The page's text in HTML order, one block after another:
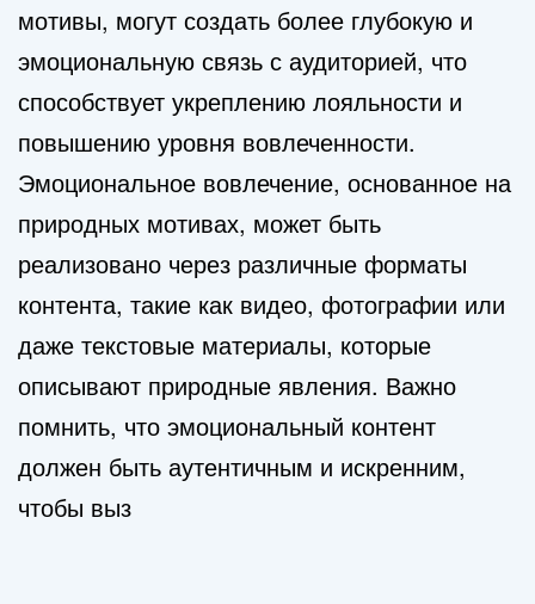
мотивы, могут создать более глубокую и
эмоциональную связь с аудиторией, что
способствует укреплению лояльности и
повышению уровня вовлеченности.
Эмоциональное вовлечение, основанное на
природных мотивах, может быть
реализовано через различные форматы
контента, такие как видео, фотографии или
даже текстовые материалы, которые
описывают природные явления. Важно
помнить, что эмоциональный контент
должен быть аутентичным и искренним,
чтобы выз